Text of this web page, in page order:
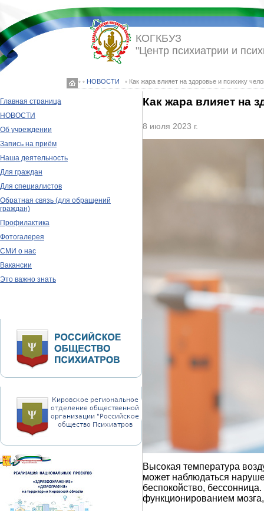
◦ ◦ НОВОСТИ ◦ Как жара влияет на здоровье и психику
КОГКБУЗ
"Центр психиатрии и
Главная страница
НОВОСТИ
Об учреждении
Запись на приём
Наша деятельность
Для граждан
Для специалистов
Обратная связь (для обращений
граждан)
Профилактика
Фотогалерея
СМИ о нас
Вакансии
Это важно знать
Как жара влияет на
8 июля 2023 г.
Высокая температура
может наблюдаться
беспокойство,
функционированием